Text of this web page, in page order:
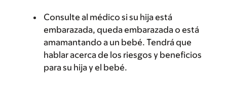
Consulte al médico si su hija está
embarazada, queda embarazada o está
amamantando a un bebé. Tendrá que
hablar acerca de los riesgos y beneficios
para su hija y el bebé.